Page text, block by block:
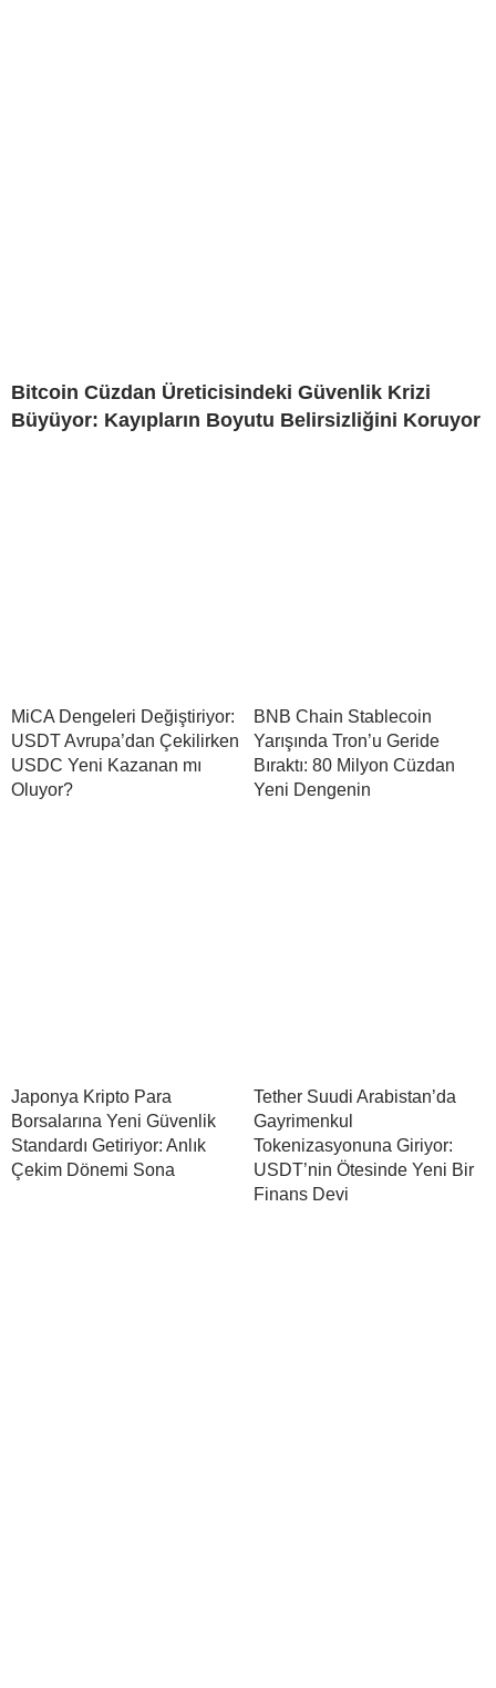
Bitcoin Cüzdan Üreticisindeki Güvenlik Krizi
Büyüyor: Kayıpların Boyutu Belirsizliğini Koruyor
MiCA Dengeleri Değiştiriyor:
USDT Avrupa’dan Çekilirken
USDC Yeni Kazanan mı
Oluyor?
BNB Chain Stablecoin
Yarışında Tron’u Geride
Bıraktı: 80 Milyon Cüzdan
Yeni Dengenin
Japonya Kripto Para
Borsalarına Yeni Güvenlik
Standardı Getiriyor: Anlık
Çekim Dönemi Sona
Tether Suudi Arabistan’da
Gayrimenkul
Tokenizasyonuna Giriyor:
USDT’nin Ötesinde Yeni Bir
Finans Devi